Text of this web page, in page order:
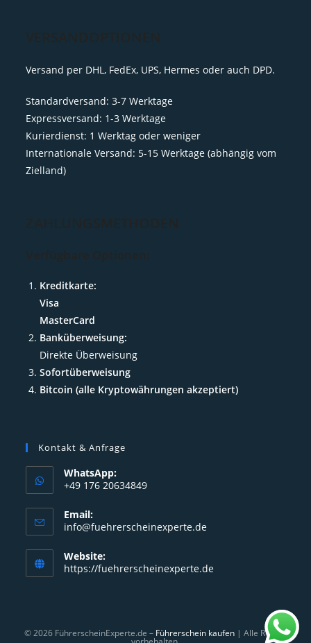
Versand per DHL, FedEx, UPS, Hermes oder auch DPD.
Standardversand: 3-7 Werktage
Expressversand: 1-3 Werktage
Kurierdienst: 1 Werktag oder weniger
Internationale Versand: 5-15 Werktage (abhängig vom
Zielland)
Kreditkarte:
Visa
MasterCard
Banküberweisung:
Direkte Überweisung
Sofortüberweisung
Bitcoin (alle Kryptowährungen akzeptiert)
Kontakt & Anfrage
WhatsApp:
+49 176 20634849
in
your
application
Email:
info@fuehrerscheinexperte.deOpens
application
Website:
https://fuehrerscheinexperte.de
© 2026 FührerscheinExperte.de – Führerschein kaufen | Alle Rechte